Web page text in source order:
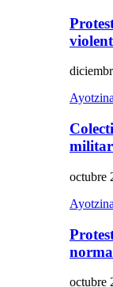
octubre
octubre